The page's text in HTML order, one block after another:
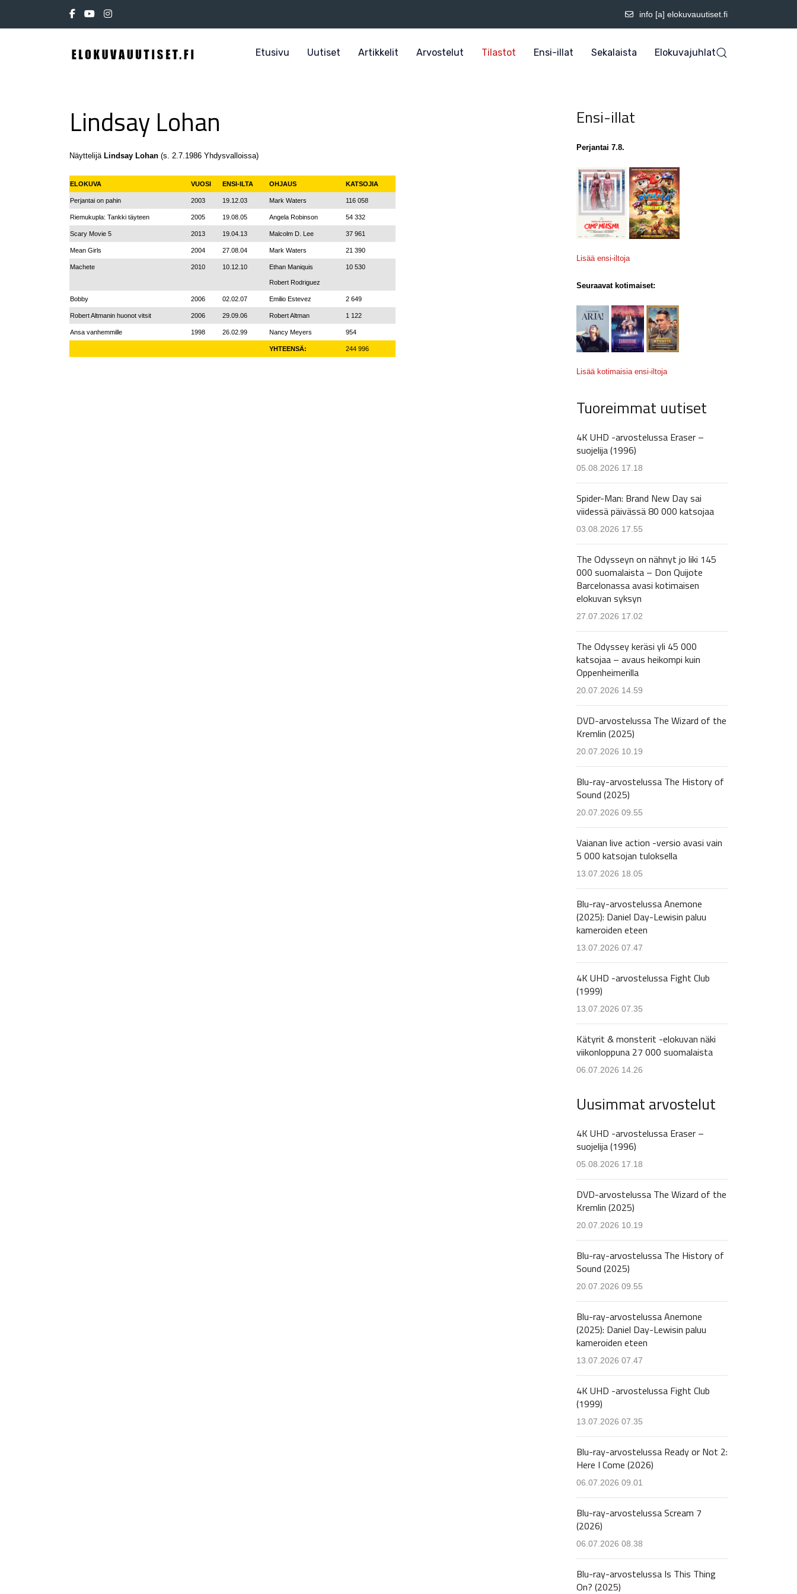
info [a] elokuvauutiset.fi
Etusivu Uutiset Artikkelit Arvostelut Tilastot Ensi-illat Sekalaista Elokuvajuhlat
Lindsay Lohan
Näyttelijä Lindsay Lohan (s. 2.7.1986 Yhdysvalloissa)
ELOKUVA VUOSI ENSI-ILTA OHJAUS KATSOJIA
Perjantai on pahin 2003 19.12.03 Mark Waters 116 058
Riemukupla: Tankki täyteen 2005 19.08.05 Angela Robinson 54 332
Scary Movie 5 2013 19.04.13 Malcolm D. Lee 37 961
Mean Girls 2004 27.08.04 Mark Waters 21 390
Machete 2010 10.12.10 Ethan Maniquis
Robert Rodriguez
10 530
Bobby 2006 02.02.07 Emilio Estevez 2 649
Robert Altmanin huonot vitsit 2006 29.09.06 Robert Altman 1 122
Ansa vanhemmille 1998 26.02.99 Nancy Meyers 954
YHTEENSÄ: 244 996
Ensi-illat
Perjantai 7.8.
Lisää ensi-iltoja
Seuraavat kotimaiset:
Lisää kotimaisia ensi-iltoja
Tuoreimmat uutiset
4K UHD -arvostelussa Eraser –
suojelija (1996)
05.08.2026 17.18
Spider-Man: Brand New Day sai
viidessä päivässä 80 000 katsojaa
03.08.2026 17.55
The Odysseyn on nähnyt jo liki 145
000 suomalaista – Don Quijote
Barcelonassa avasi kotimaisen
elokuvan syksyn
27.07.2026 17.02
The Odyssey keräsi yli 45 000
katsojaa – avaus heikompi kuin
Oppenheimerilla
20.07.2026 14.59
DVD-arvostelussa The Wizard of the
Kremlin (2025)
20.07.2026 10.19
Blu-ray-arvostelussa The History of
Sound (2025)
20.07.2026 09.55
Vaianan live action -versio avasi vain
5 000 katsojan tuloksella
13.07.2026 18.05
Blu-ray-arvostelussa Anemone
(2025): Daniel Day-Lewisin paluu
kameroiden eteen
13.07.2026 07.47
4K UHD -arvostelussa Fight Club
(1999)
13.07.2026 07.35
Kätyrit & monsterit -elokuvan näki
viikonloppuna 27 000 suomalaista
06.07.2026 14.26
Uusimmat arvostelut
4K UHD -arvostelussa Eraser –
suojelija (1996)
05.08.2026 17.18
DVD-arvostelussa The Wizard of the
Kremlin (2025)
20.07.2026 10.19
Blu-ray-arvostelussa The History of
Sound (2025)
20.07.2026 09.55
Blu-ray-arvostelussa Anemone
(2025): Daniel Day-Lewisin paluu
kameroiden eteen
13.07.2026 07.47
4K UHD -arvostelussa Fight Club
(1999)
13.07.2026 07.35
Blu-ray-arvostelussa Ready or Not 2:
Here I Come (2026)
06.07.2026 09.01
Blu-ray-arvostelussa Scream 7
(2026)
06.07.2026 08.38
Blu-ray-arvostelussa Is This Thing
On? (2025)